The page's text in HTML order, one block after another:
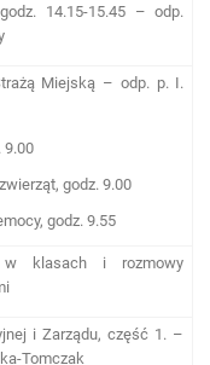
14.15-15.45 – odp.
Miejską – odp. p. I.
9.00
godz. 9.00
godz. 9.55
w klasach i rozmowy
i Zarządu, część 1. –
Tomczak